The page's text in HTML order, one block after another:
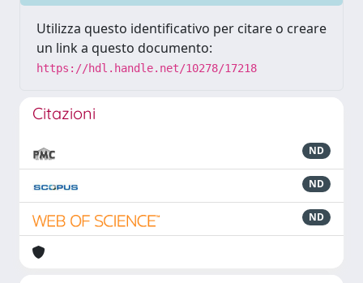
Utilizza questo identificativo per citare o creare
un link a questo documento:
https://hdl.handle.net/10278/17218
Citazioni
ND
ND
ND